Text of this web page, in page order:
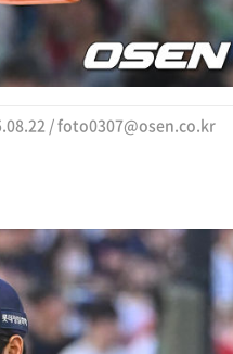
/foto0307@osen.co.kr